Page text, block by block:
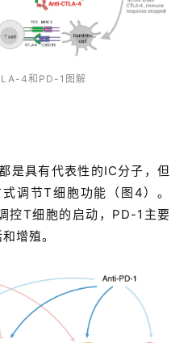
4和PD-1图解
是具有代表性的IC分子，但
调节T细胞功能（图4）。
控T细胞的启动，PD-1主要
增殖。